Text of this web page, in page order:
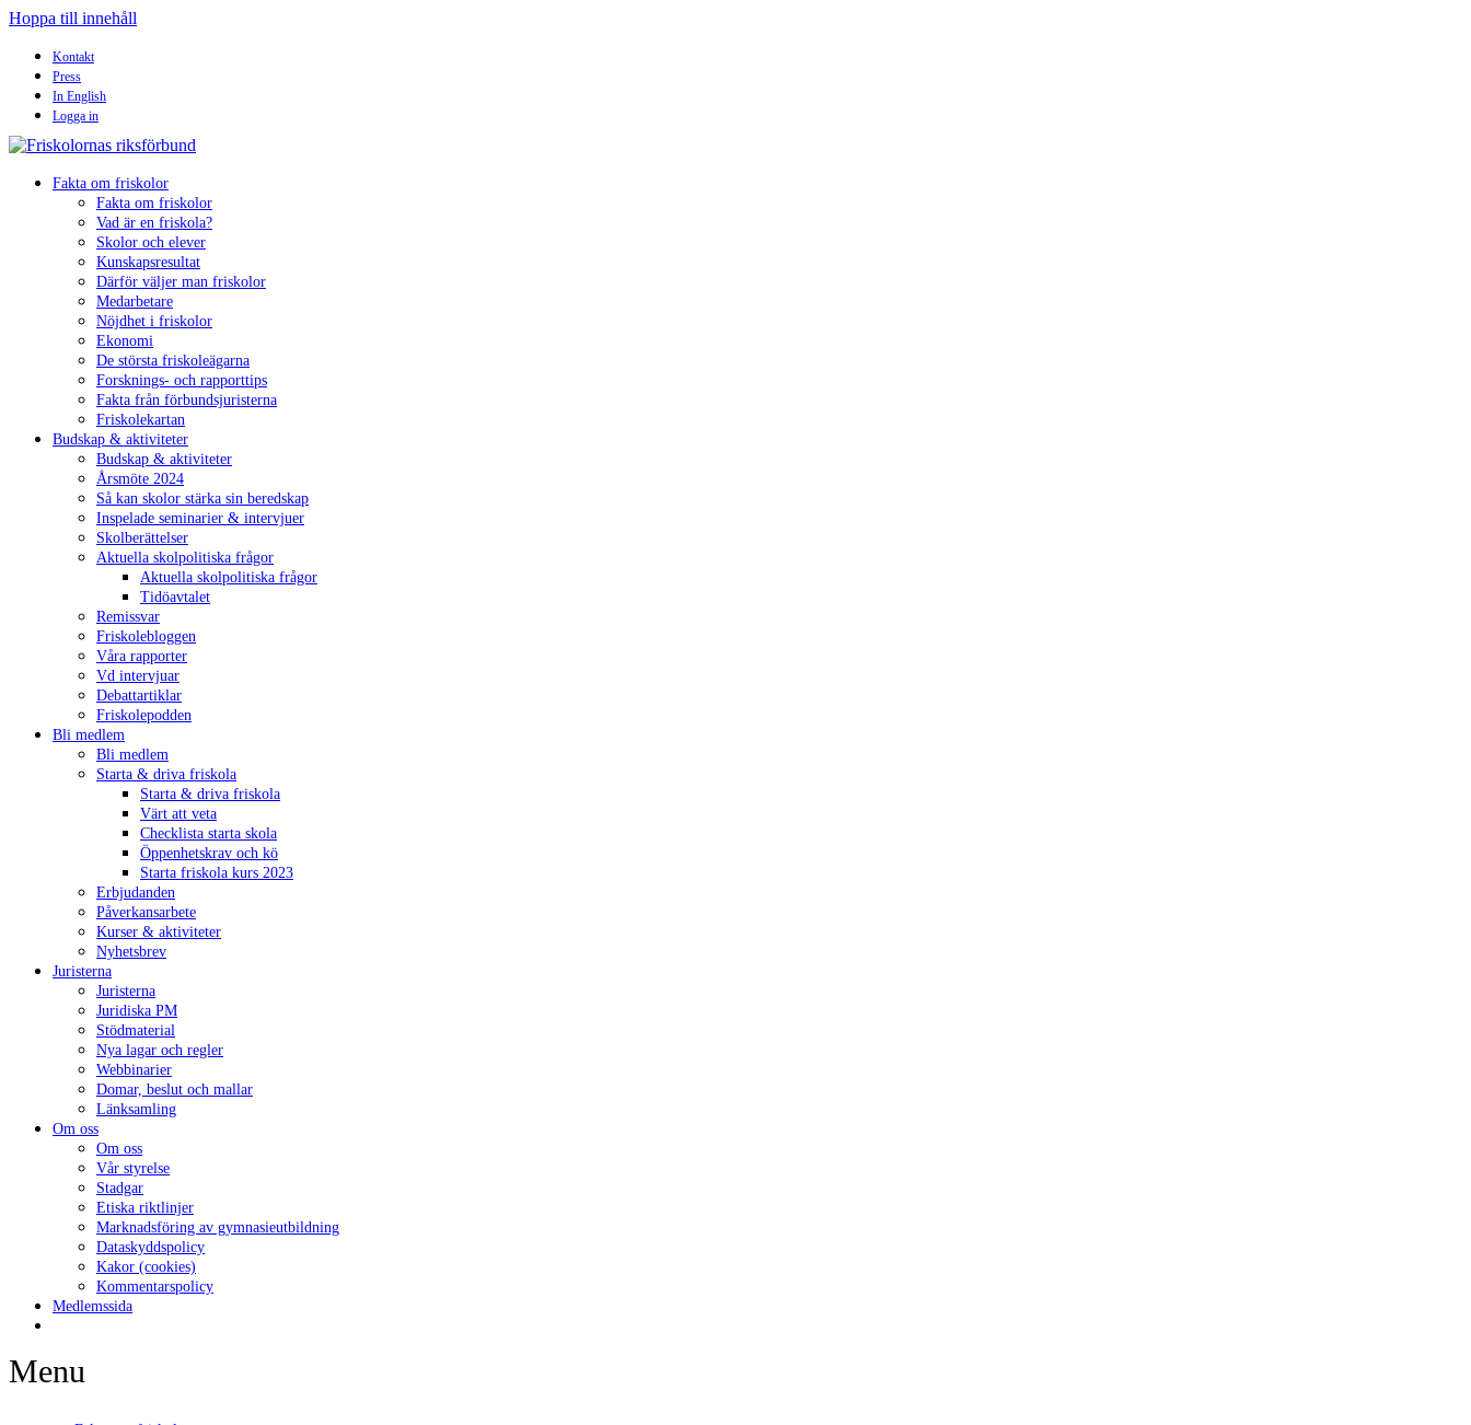
Hoppa till innehåll
Kontakt
Press
In English
Logga in
Fakta om friskolor
Fakta om friskolor
Vad är en friskola?
Skolor och elever
Kunskapsresultat
Därför väljer man friskolor
Medarbetare
Nöjdhet i friskolor
Ekonomi
De största friskoleägarna
Forsknings- och rapporttips
Fakta från förbundsjuristerna
Friskolekartan
Budskap & aktiviteter
Budskap & aktiviteter
Årsmöte 2024
Så kan skolor stärka sin beredskap
Inspelade seminarier & intervjuer
Skolberättelser
Aktuella skolpolitiska frågor
Aktuella skolpolitiska frågor
Tidöavtalet
Remissvar
Friskolebloggen
Våra rapporter
Vd intervjuar
Debattartiklar
Friskolepodden
Bli medlem
Bli medlem
Starta & driva friskola
Starta & driva friskola
Värt att veta
Checklista starta skola
Öppenhetskrav och kö
Starta friskola kurs 2023
Erbjudanden
Påverkansarbete
Kurser & aktiviteter
Nyhetsbrev
Juristerna
Juristerna
Juridiska PM
Stödmaterial
Nya lagar och regler
Webbinarier
Domar, beslut och mallar
Länksamling
Om oss
Om oss
Vår styrelse
Stadgar
Etiska riktlinjer
Marknadsföring av gymnasieutbildning
Dataskyddspolicy
Kakor (cookies)
Kommentarspolicy
Medlemssida
Menu